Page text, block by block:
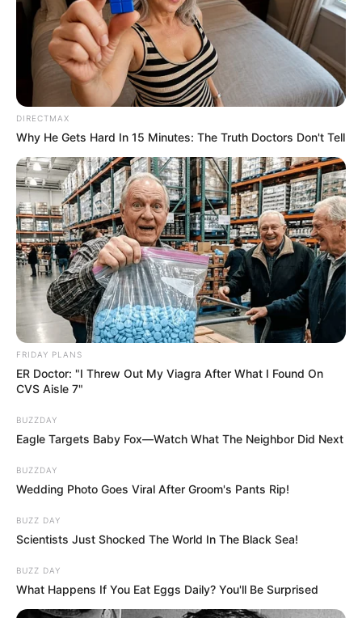
DIRECTMAX
Why He Gets Hard In 15 Minutes: The Truth Doctors Don't Tell
FRIDAY PLANS
ER Doctor: "I Threw Out My Viagra After What I Found On
CVS Aisle 7"
BUZZDAY
Eagle Targets Baby Fox—Watch What The Neighbor Did Next
BUZZDAY
Wedding Photo Goes Viral After Groom's Pants Rip!
BUZZ DAY
Scientists Just Shocked The World In The Black Sea!
BUZZ DAY
What Happens If You Eat Eggs Daily? You'll Be Surprised